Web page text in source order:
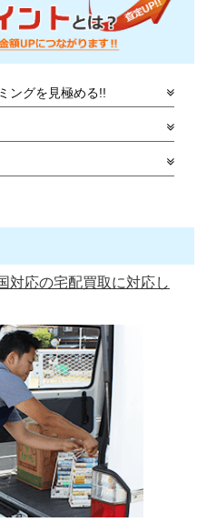
ングを見極める!!
対応の宅配買取に対応し